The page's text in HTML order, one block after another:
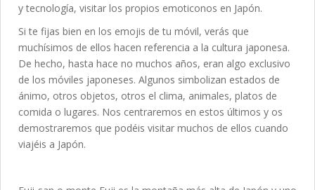
y tecnología, visitar los propios emoticonos en Japón.
Si te fijas bien en los emojis de tu móvil, verás que
muchísimos de ellos hacen referencia a la cultura japonesa.
De hecho, hasta hace no muchos años, eran algo exclusivo
de los móviles japoneses. Algunos simbolizan estados de
ánimo, otros objetos, otros el clima, animales, platos de
comida o lugares. Nos centraremos en estos últimos y os
demostraremos que podéis visitar muchos de ellos cuando
viajéis a Japón.